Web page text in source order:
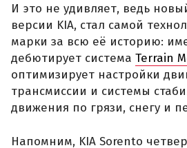
И это не удивляет, ведь
версии KIA, стал самой
марки за всю её историю:
дебютирует система Terrain
оптимизирует настройки
трансмиссии и системы
движения по грязи, снегу и
Напомним, KIA Sorento